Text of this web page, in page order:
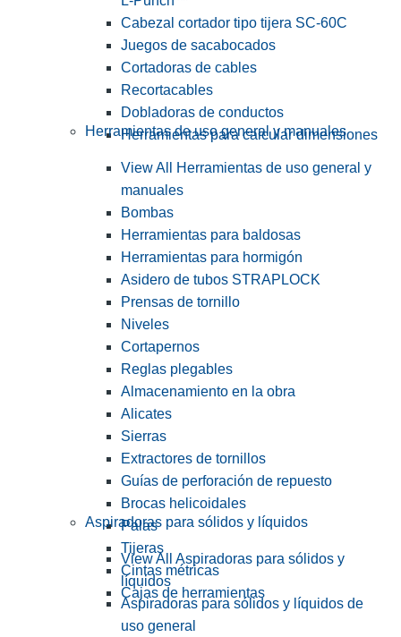
Cabezal cortador tipo tijera SC-60C
Juegos de sacabocados
Cortadoras de cables
Recortacables
Dobladoras de conductos
Herramientas para calcular dimensiones
Herramientas de uso general y manuales
View All Herramientas de uso general y
manuales
Bombas
Herramientas para baldosas
Herramientas para hormigón
Asidero de tubos STRAPLOCK
Prensas de tornillo
Niveles
Cortapernos
Reglas plegables
Almacenamiento en la obra
Alicates
Sierras
Extractores de tornillos
Guías de perforación de repuesto
Brocas helicoidales
Palas
Tijeras
Cintas métricas
Cajas de herramientas
Aspiradoras para sólidos y líquidos
View All Aspiradoras para sólidos y
líquidos
Aspiradoras para sólidos y líquidos de
uso general